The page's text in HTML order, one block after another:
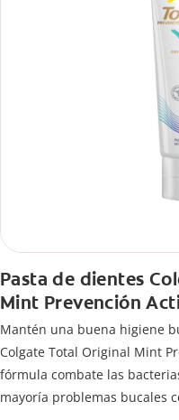
Pasta de dientes
Mint Prevención
Mantén una buena higiene
Colgate Total Original Mint
fórmula combate las
mayoría problemas bucales